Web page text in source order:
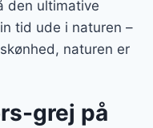
den ultimative
tid ude i naturen –
naturen er
grej på